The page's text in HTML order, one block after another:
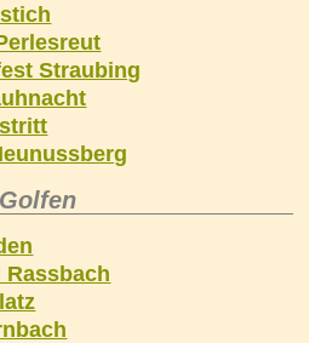
Straubing
Golfen